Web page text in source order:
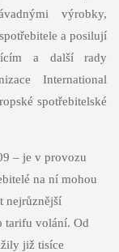
výrobky,
a posilují
a další rady
International
spotřebitelské
– je v provozu
na ní mohou
nejrůznější
tarifu volání. Od
již tisíce